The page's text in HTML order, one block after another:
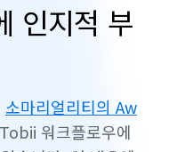
인지적 부
소마리얼리티의 Aw
워크플로우에